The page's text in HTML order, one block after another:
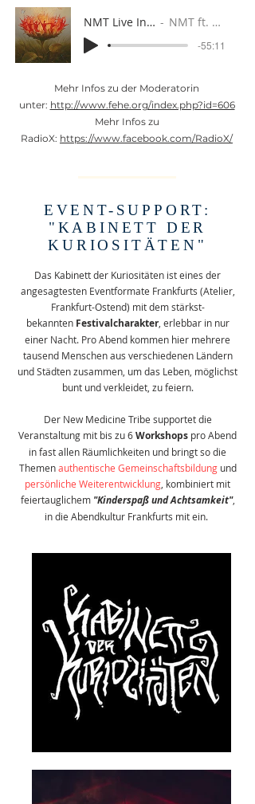
Mehr Infos zu der Moderatorin
unter: http://www.fehe.org/index.php?id=606
Mehr Infos zu
RadioX: https://www.facebook.com/RadioX/
NMT Live Interview März'21 NMT ft. Axiom @ RadioX
-55:11
EVENT-SUPPORT:
"KABINETT DER
KURIOSITÄTEN"
Das Kabinett der Kuriositäten ist eines der
angesagtesten Eventformate Frankfurts (Atelier,
Frankfurt-Ostend) mit dem stärkst-
bekannten Festivalcharakter, erlebbar in nur
einer Nacht. Pro Abend kommen hier mehrere
tausend Menschen aus verschiedenen Ländern
und Städten zusammen, um das Leben, möglichst
bunt und verkleidet, zu feiern.
Der New Medicine Tribe supportet die
Veranstaltung mit bis zu6Workshops pro Abend
in fast allen Räumlichkeiten und bringt so die
Themenauthentische Gemeinschaftsbildungund
persönliche Weiterentwicklung , kombiniert mit
feiertauglichem "Kinderspaß und Achtsamkeit",
in die Abendkultur Frankfurts mit ein.